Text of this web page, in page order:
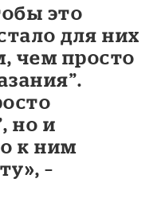
это
для них
чем просто
но и
к ним
–